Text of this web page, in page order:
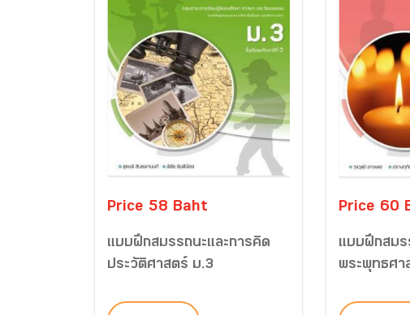
Price 58 Baht
แบบฝึกสมรรถนะและการคิด
ประวัติศาสตร์ ม.3
Price 60
แบบฝึกสมร
พระพุทธศา